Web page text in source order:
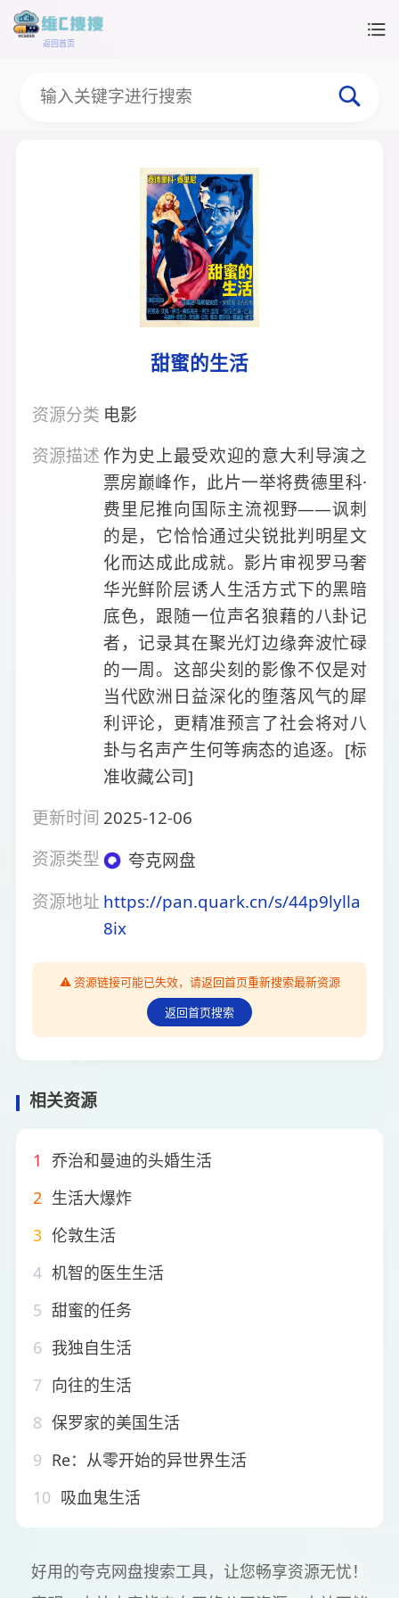
返回首页
甜蜜的生活
资源分类 电影
资源描述作为史上最受欢迎的意大利导演之
票房巅峰作，此片一举将费德里科·
费里尼推向国际主流视野——讽刺
的是，它恰恰通过尖锐批判明星文
化而达成此成就。影片审视罗马奢
华光鲜阶层诱人生活方式下的黑暗
底色，跟随一位声名狼藉的八卦记
者，记录其在聚光灯边缘奔波忙碌
的一周。这部尖刻的影像不仅是对
当代欧洲日益深化的堕落风气的犀
利评论，更精准预言了社会将对八
卦与名声产生何等病态的追逐。[标
准收藏公司]
更新时间 2025-12-06
资源类型
夸克网盘
资源地址 https://pan.quark.cn/s/44p9lylla
8ix
⚠️ 资源链接可能已失效，请返回首页重新搜索最新资源
返回首页搜索
相关资源
1 乔治和曼迪的头婚生活
2 生活大爆炸
3 伦敦生活
4 机智的医生生活
5 甜蜜的任务
6 我独自生活
7 向往的生活
8 保罗家的美国生活
9 Re：从零开始的异世界生活
10 吸血鬼生活
好用的夸克网盘搜索工具，让您畅享资源无忧！